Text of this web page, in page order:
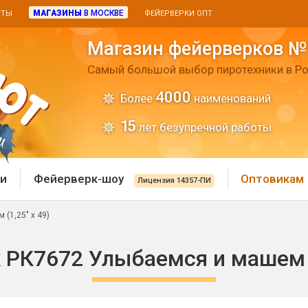
МАГАЗИНЫ В МОСКВЕ ФЕЙЕРВЕРКИ ОПТ
Магазин фейерверков
Самый большой выбор пиротехники в
Более 4000 наименований
15 лет безупречной работы
Хлопушки и
Фейерверк-шоу Лицензия 14357-ПИ Оптовикам
(1,25" х 49)
РК7672 Улыбаемся и машем